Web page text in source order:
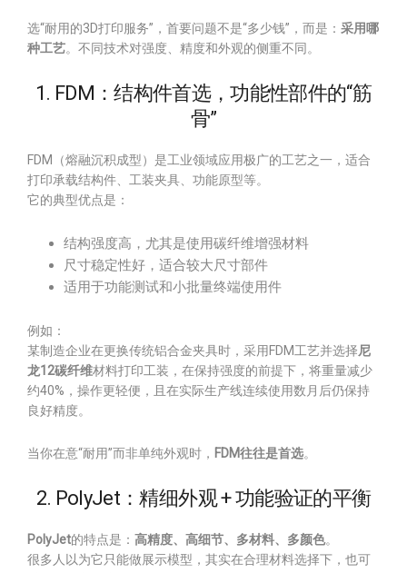
选“耐用的3D打印服务”，首要问题不是“多少钱”，而是： 采用哪
种工艺。不同技术对强度、精度和外观的侧重不同。
1. FDM：结构件首选，功能性部件的“筋
骨”
FDM（熔融沉积成型）是工业领域应用极广的工艺之一，适合
打印承载结构件、工装夹具、功能原型等。
它的典型优点是：
结构强度高，尤其是使用碳纤维增强材料
尺寸稳定性好，适合较大尺寸部件
适用于功能测试和小批量终端使用件
例如：
某制造企业在更换传统铝合金夹具时，采用FDM工艺并选择尼
龙12碳纤维材料打印工装，在保持强度的前提下，将重量减少
约40%，操作更轻便，且在实际生产线连续使用数月后仍保持
良好精度。
当你在意“耐用”而非单纯外观时， FDM往往是首选。
2. PolyJet：精细外观 + 功能验证的平衡
PolyJet的特点是： 高精度、高细节、多材料、多颜色。
很多人以为它只能做展示模型，其实在合理材料选择下，也可